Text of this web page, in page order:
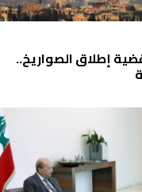
إطلاق الصواريخ..